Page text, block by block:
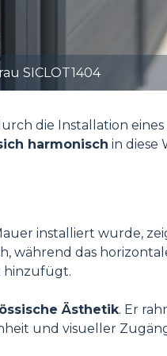
SICLOT1404
die Installation
harmonisch in diese
installiert wurde,
während das
hinzufügt.
Ästhetik. Er
und visueller